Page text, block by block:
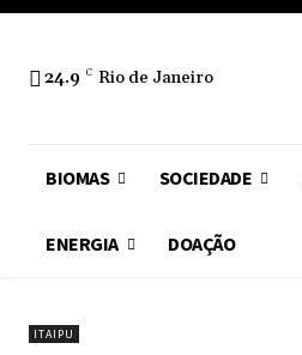
24.9 C Rio de Janeiro
BIOMAS SOCIEDADE
ENERGIA DOAÇÃO
ITAIPU